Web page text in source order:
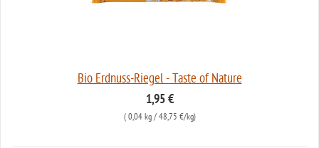
Bio Erdnuss-Riegel - Taste of Nature
1,95 €
( 0,04 kg/ 48,75 €/kg)